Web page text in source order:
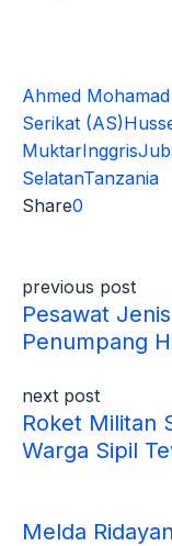
Ahmed
Serikat (AS)
MuktarInggris
SelatanTanzania
Share0
previous post
Pesawat
Penumpang
next post
Roket Militan
Warga Sipil
Melda